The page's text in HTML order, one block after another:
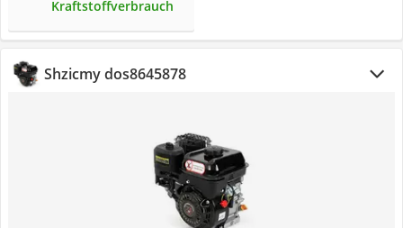
Kraftstoffverbrauch
Shzicmy ‎dos8645878